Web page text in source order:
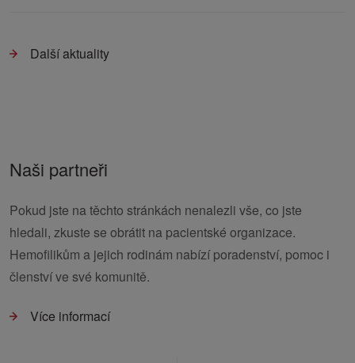
Další aktuality
Naši partneři
Pokud jste na těchto stránkách nenalezli vše, co jste
hledali, zkuste se obrátit na pacientské organizace.
Hemofilikům a jejich rodinám nabízí poradenství, pomoc i
členství ve své komunitě.
Více informací